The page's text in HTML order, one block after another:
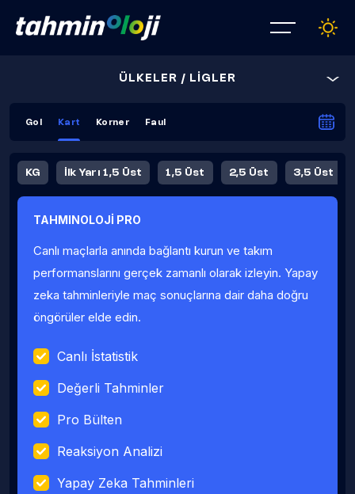
ÜLKELER / LİGLER
Gol Kart Korner Faul
KG İlk Yarı 1,5 Üst 1,5 Üst 2,5 Üst 3,5 Üst
Fauller Ortalama
TAHMINOLOJİ PRO
Canlı maçlarla anında bağlantı kurun ve takım
performanslarını gerçek zamanlı olarak izleyin. Yapay
zeka tahminleriyle maç sonuçlarına dair daha doğru
öngörüler elde edin.
Canlı İstatistik
Değerli Tahminler
Pro Bülten
Reaksiyon Analizi
Yapay Zeka Tahminleri